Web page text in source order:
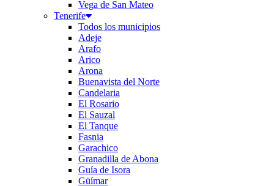
Vega de San Mateo
Tenerife
Todos los municipios
Adeje
Arafo
Arico
Arona
Buenavista del Norte
Candelaria
El Rosario
El Sauzal
El Tanque
Fasnia
Garachico
Granadilla de Abona
Guía de Isora
Güímar